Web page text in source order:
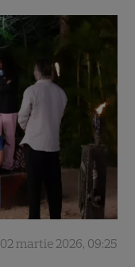
02 martie 2026, 09:25